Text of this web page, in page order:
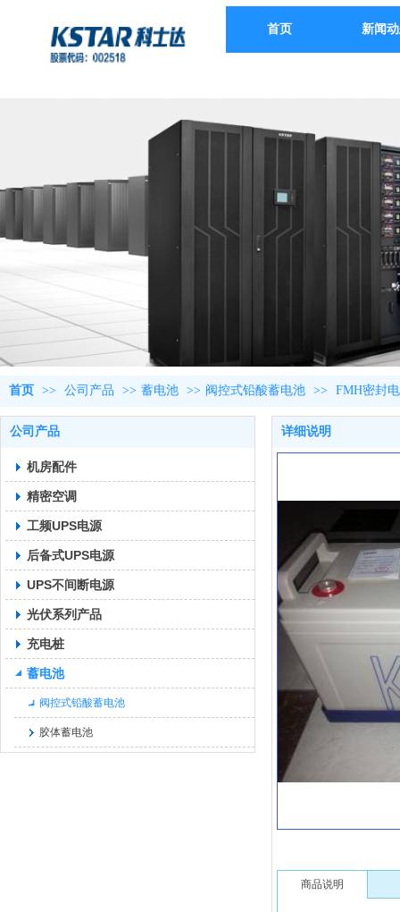
首页 新闻
首页 >> 公司产品 >> 蓄电池 >> 阀控式铅酸蓄电池 >> FMH密封
公司产品
机房配件
精密空调
工频UPS电源
后备式UPS电源
UPS不间断电源
光伏系列产品
充电桩
蓄电池
阀控式铅酸蓄电池
胶体蓄电池
详细说明
商品说明